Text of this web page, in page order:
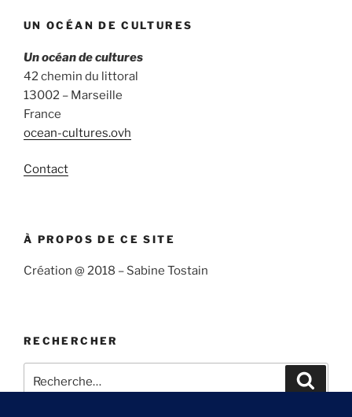
UN OCÉAN DE CULTURES
Un océan de cultures
42 chemin du littoral
13002 – Marseille
France
ocean-cultures.ovh
Contact
À PROPOS DE CE SITE
Création @ 2018 – Sabine Tostain
RECHERCHER
pour